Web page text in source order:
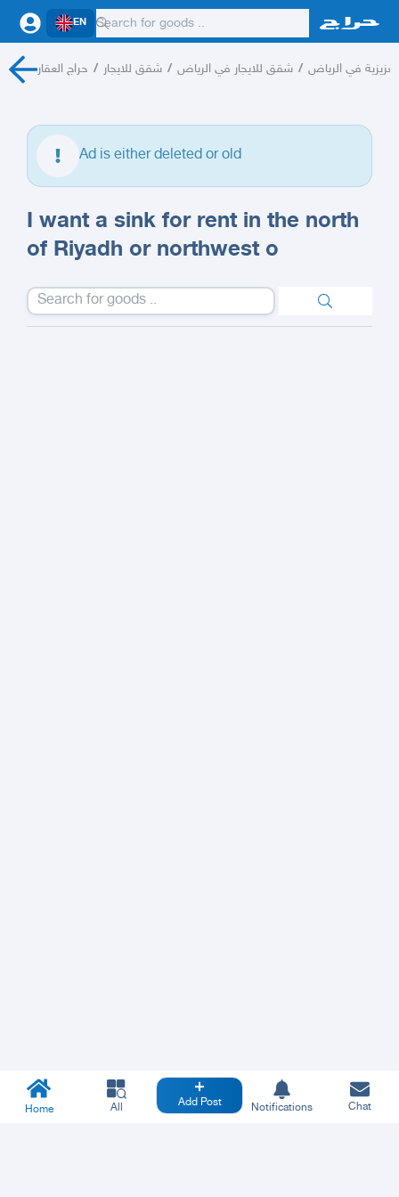
EN
حراج العقار / شقق للايجار / شقق للايجار في الرياض / في الرياض
Ad is either deleted or old
I want a sink for rent in the north
of Riyadh or northwest o
Home All Add Post Notifications Chat